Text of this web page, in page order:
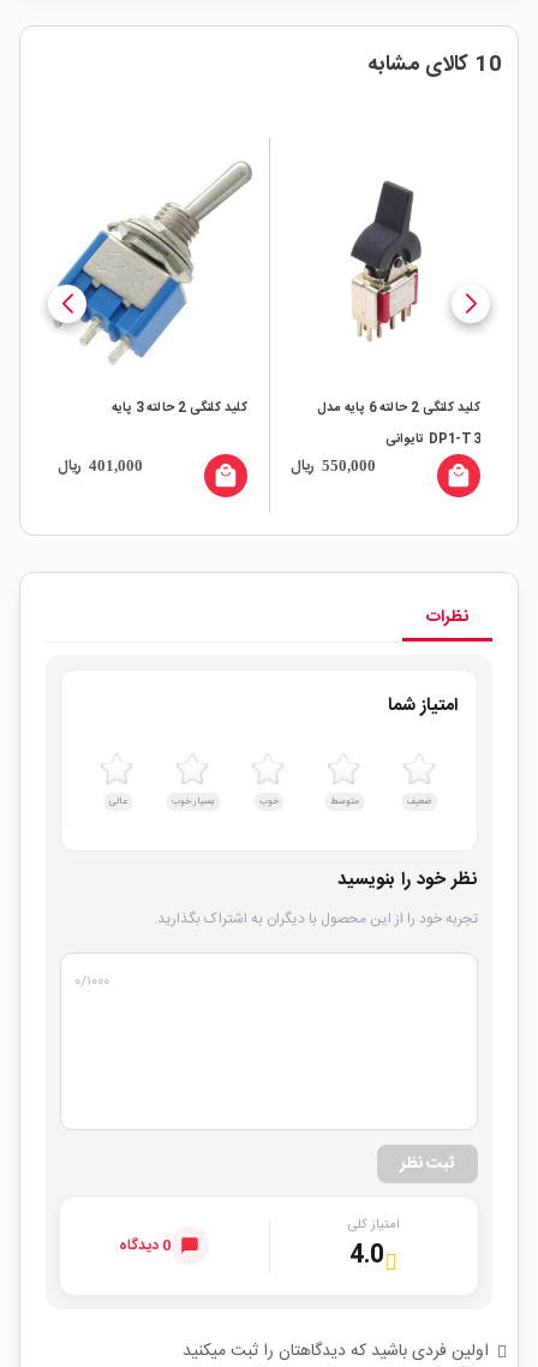
10 کالای مشابه
کلید کلنگی 2 حالته 6 پایه مدل
DP1-T3 تایوانی
550,000 ریال local_mall
کلید کلنگی 2 حالته 3 پایه
401,000 ریال local_mall
نظرات
امتیاز شما
ضعیف متوسط خوب بسیار خوب عالی
نظر خود را بنویسید
تجربه خود را از این محصول با دیگران به اشتراک بگذارید.
۰/۱۰۰۰
ثبت نظر
امتیاز کلی
4.0 0 دیدگاه
اولین فردی باشید که دیدگاهتان را ثبت میکنید